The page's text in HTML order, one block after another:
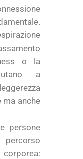
o la
a
ma anche
persone